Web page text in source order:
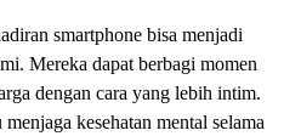
smartphone bisa menjadi
Mereka dapat berbagi momen
dengan cara yang lebih intim.
kesehatan mental selama